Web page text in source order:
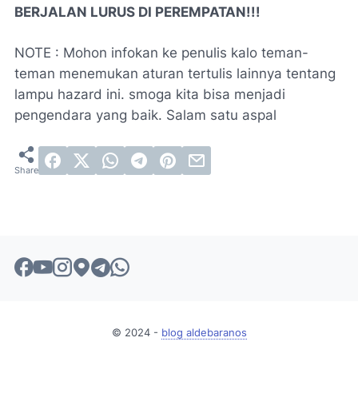
BERJALAN LURUS DI PEREMPATAN!!!
NOTE : Mohon infokan ke penulis kalo teman-
teman menemukan aturan tertulis lainnya tentang
lampu hazard ini. smoga kita bisa menjadi
pengendara yang baik. Salam satu aspal
© 2024 - blog aldebaranos